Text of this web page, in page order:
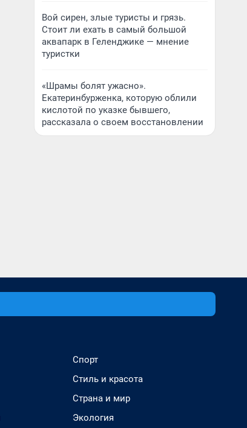
Вой сирен, злые туристы и грязь.
Стоит ли ехать в самый большой
аквапарк в Геленджике — мнение
туристки
«Шрамы болят ужасно».
Екатеринбурженка, которую облили
кислотой по указке бывшего,
рассказала о своем восстановлении
Спорт
Стиль и красота
Страна и мир
Экология